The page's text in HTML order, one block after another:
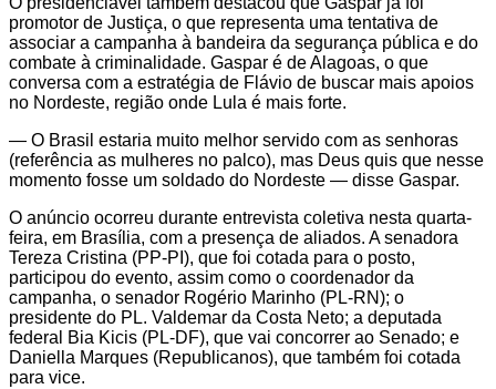
promotor de Justiça, o que representa uma tentativa de
associar a campanha à bandeira da segurança pública e do
combate à criminalidade. Gaspar é de Alagoas, o que
conversa com a estratégia de Flávio de buscar mais apoios
no Nordeste, região onde Lula é mais forte.
— O Brasil estaria muito melhor servido com as senhoras
(referência as mulheres no palco), mas Deus quis que nesse
momento fosse um soldado do Nordeste — disse Gaspar.
O anúncio ocorreu durante entrevista coletiva nesta quarta-
feira, em Brasília, com a presença de aliados. A senadora
Tereza Cristina (PP-PI), que foi cotada para o posto,
participou do evento, assim como o coordenador da
campanha, o senador Rogério Marinho (PL-RN); o
presidente do PL. Valdemar da Costa Neto; a deputada
federal Bia Kicis (PL-DF), que vai concorrer ao Senado; e
Daniella Marques (Republicanos), que também foi cotada
para vice.